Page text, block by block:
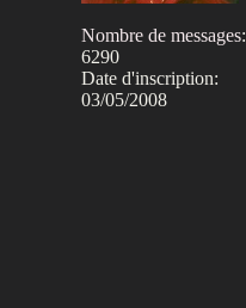
Nombre de messages:
6290
Date d'inscription:
03/05/2008